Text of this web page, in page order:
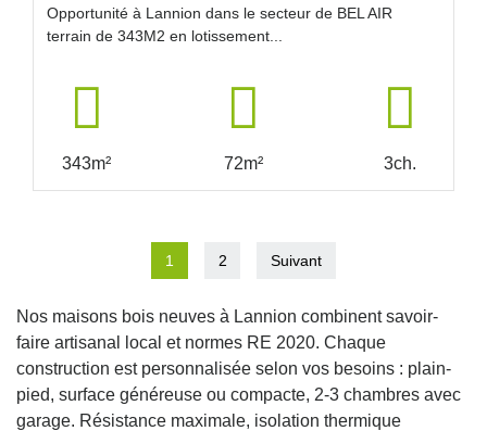
Opportunité à Lannion dans le secteur de BEL AIR
terrain de 343M2 en lotissement...
343m² 72m² 3ch.
1 2 Suivant
Nos maisons bois neuves à Lannion combinent savoir-
faire artisanal local et normes RE 2020. Chaque
construction est personnalisée selon vos besoins : plain-
pied, surface généreuse ou compacte, 2-3 chambres avec
garage. Résistance maximale, isolation thermique